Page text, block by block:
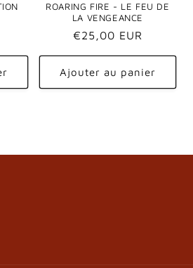
ROARING FIRE - LE FEU DE
LA VENGEANCE
Prix
habituel
€25,00 EUR
Ajouter au panier